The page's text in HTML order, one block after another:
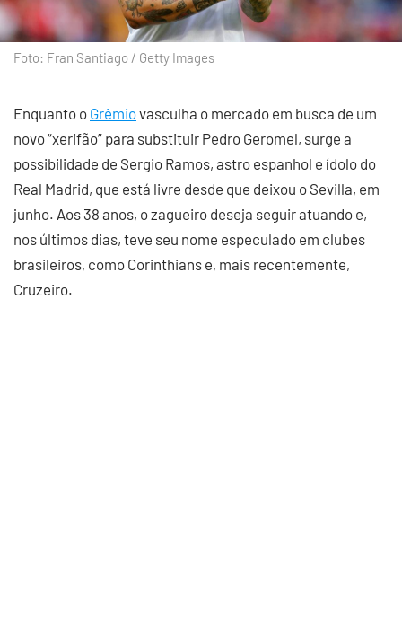
Foto: Fran Santiago / Getty Images
Enquanto o Grêmiovasculha o mercado em busca de um
novo “xerifão” para substituir Pedro Geromel, surge a
possibilidade de Sergio Ramos, astro espanhol e ídolo do
Real Madrid, que está livre desde que deixou o Sevilla, em
junho. Aos 38 anos, o zagueiro deseja seguir atuando e,
nos últimos dias, teve seu nome especulado em clubes
brasileiros, como Corinthians e, mais recentemente,
Cruzeiro.